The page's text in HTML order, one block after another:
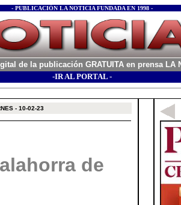
- PUBLICACIÓN LA NOTICIA FUNDADA EN 1998 -
de la publicación GRATUITA en prensa LA
-IR AL PORTAL -
- 10-02-23
de